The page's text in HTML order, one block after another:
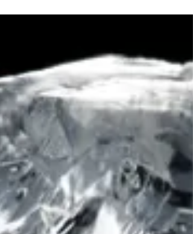
Si può senz’altro definire il diamante come